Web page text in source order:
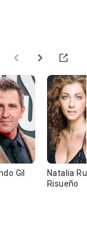
Gil
Natalia
Risueño